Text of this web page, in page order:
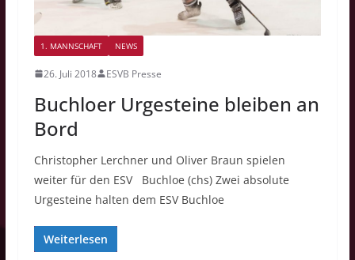
1. MANNSCHAFT NEWS
26. Juli 2018 ESVB Presse
Buchloer Urgesteine bleiben an
Bord
Christopher Lerchner und Oliver Braun spielen
weiter für den ESV Buchloe (chs) Zwei absolute
Urgesteine halten dem ESV Buchloe
Weiterlesen